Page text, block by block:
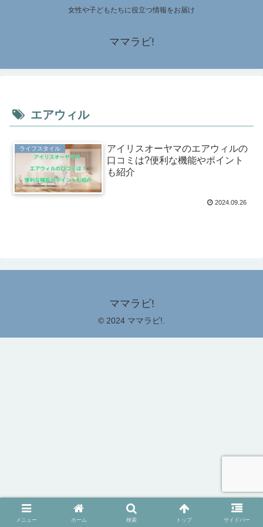
女性や子どもたちに役立つ情報をお届け
ママラビ!
エアウィル
ライフスタイル
アイリスオーヤマのエアウィルの
口コミは?便利な機能やポイント
も紹介
2024.09.26
ママラビ!
© 2024 ママラビ!.
メニュー ホーム 検索 トップ サイドバー